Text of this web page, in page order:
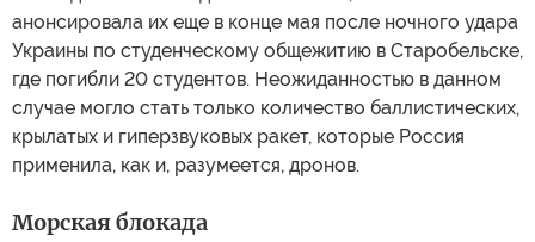
анонсировала их еще в конце мая после ночного удара
Украины по студенческому общежитию в Старобельске,
где погибли 20 студентов. Неожиданностью в данном
случае могло стать только количество баллистических,
крылатых и гиперзвуковых ракет, которые Россия
применила, как и, разумеется, дронов.
Морская блокада